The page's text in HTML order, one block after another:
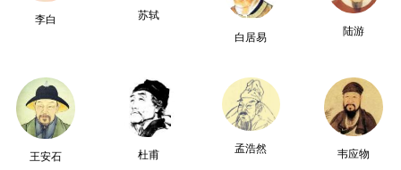
李白
苏轼
白居易
陆游
王安石 杜甫
孟浩然 韦应物